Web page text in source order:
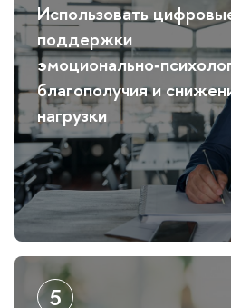
Использовать
поддержки
лагополучия и
нагрузки